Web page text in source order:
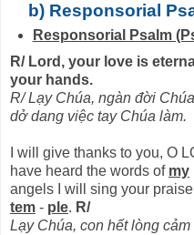
b) Responsorial
Responsorial Psalm
R/ Lord, your love is
your hands.
R/ Lạy Chúa, ngàn đời
dở dang việc tay Chúa làm.
I will give thanks to you, O
have heard the words of my
angels I will sing your
tem - ple. R/
Lạy Chúa, con hết lòng